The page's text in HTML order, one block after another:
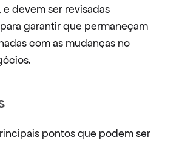
e devem ser revisadas
garantir que permaneçam
com as mudanças no
pontos que podem ser